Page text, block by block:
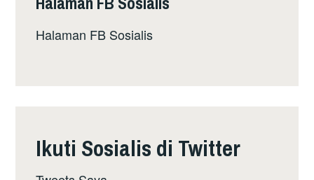
Halaman FB Sosialis
Ikuti Sosialis di Twitter